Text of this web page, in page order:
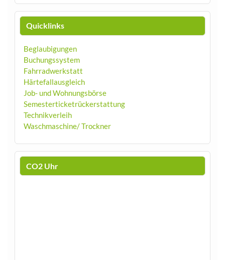
Quicklinks
Beglaubigungen
Buchungssystem
Fahrradwerkstatt
Härtefallausgleich
Job- und Wohnungsbörse
Semesterticketrückerstattung
Technikverleih
Waschmaschine/ Trockner
CO2 Uhr